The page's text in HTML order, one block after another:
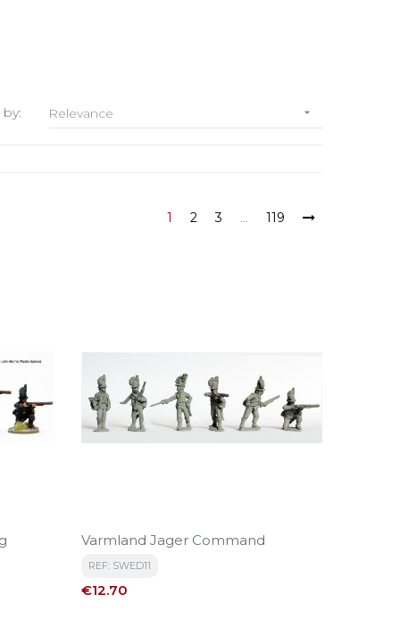
Relevance 
1 2 3 … 119
Varmland Jager Command
REF: SWED11
Price
€12.70